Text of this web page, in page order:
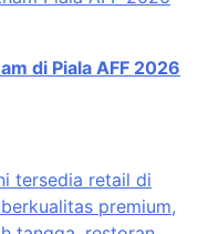
di Piala AFF 2026